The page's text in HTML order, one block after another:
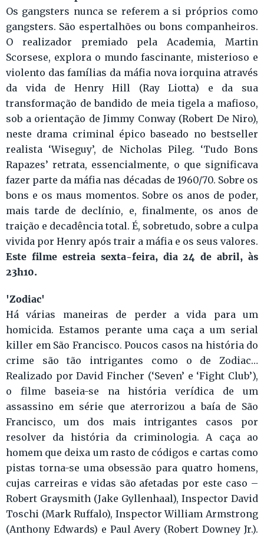
Os gangsters nunca se referem a si próprios como
gangsters. São espertalhões ou bons companheiros.
O realizador premiado pela Academia, Martin
Scorsese, explora o mundo fascinante, misterioso e
violento das famílias da máfia nova iorquina através
da vida de Henry Hill (Ray Liotta) e da sua
transformação de bandido de meia tigela a mafioso,
sob a orientação de Jimmy Conway (Robert De Niro),
neste drama criminal épico baseado no bestseller
realista ‘Wiseguy’, de Nicholas Pileg. ‘Tudo Bons
Rapazes’ retrata, essencialmente, o que significava
fazer parte da máfia nas décadas de 1960/70. Sobre os
bons e os maus momentos. Sobre os anos de poder,
mais tarde de declínio, e, finalmente, os anos de
traição e decadência total. É, sobretudo, sobre a culpa
vivida por Henry após trair a máfia e os seus valores.
Este filme estreia sexta-feira, dia 24 de abril, às
23h10.
'Zodiac'
Há várias maneiras de perder a vida para um
homicida. Estamos perante uma caça a um serial
killer em São Francisco. Poucos casos na história do
crime são tão intrigantes como o de Zodiac…
Realizado por David Fincher (‘Seven’ e ‘Fight Club’),
o filme baseia-se na história verídica de um
assassino em série que aterrorizou a baía de São
Francisco, um dos mais intrigantes casos por
resolver da história da criminologia. A caça ao
homem que deixa um rasto de códigos e cartas como
pistas torna-se uma obsessão para quatro homens,
cujas carreiras e vidas são afetadas por este caso –
Robert Graysmith (Jake Gyllenhaal), Inspector David
Toschi (Mark Ruffalo), Inspector William Armstrong
(Anthony Edwards) e Paul Avery (Robert Downey Jr.).